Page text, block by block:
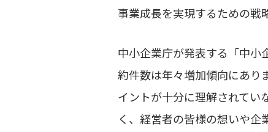
事業成長を実現するための戦
中小企業庁が発表する「中小
約件数は年々増加傾向にあり
イントが十分に理解されてい
く、経営者の皆様の想いや